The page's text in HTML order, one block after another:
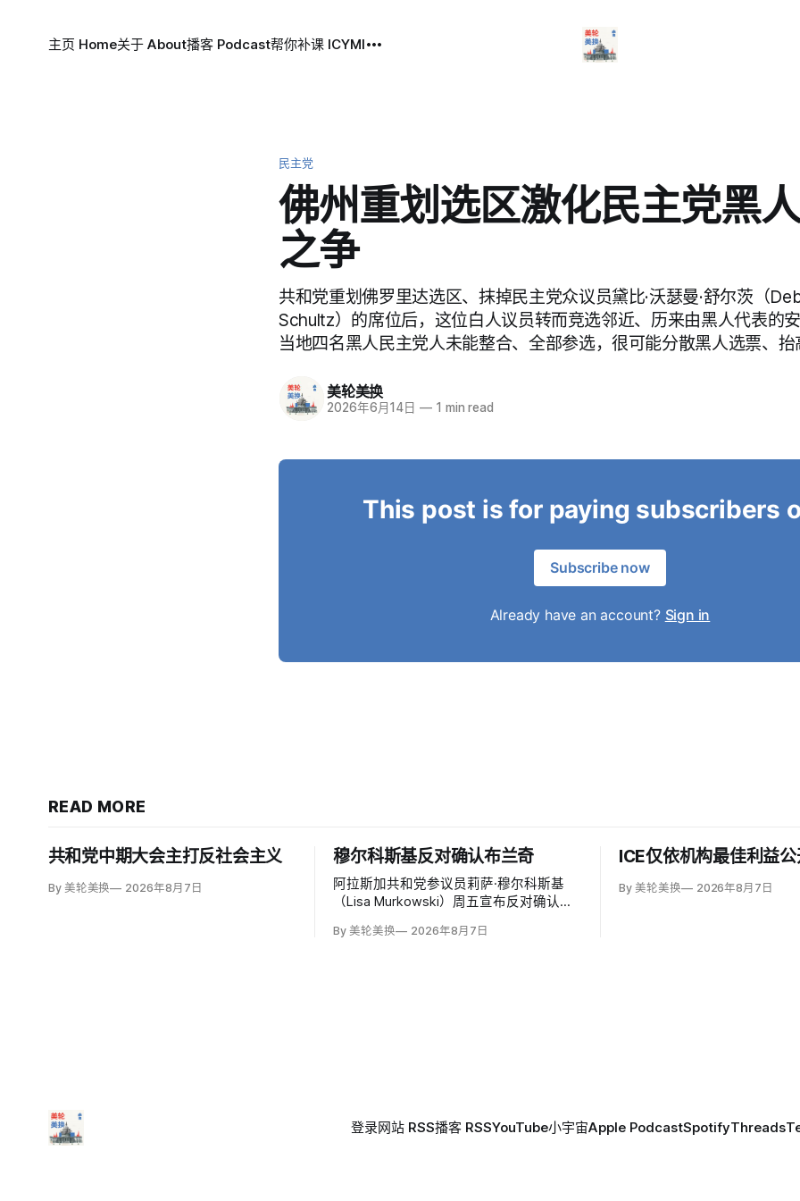
主页 Home关于 About播客 Podcast帮你补课 ICYMI
民主党
佛州重划选区激化民主党黑
之争
共和党重划佛罗里达选区、抹掉民主党众议员黛比·沃瑟曼·舒尔茨（
Schultz）的席位后，这位白人议员转而竞选邻近、历来由黑人代表的
当地四名黑人民主党人未能整合、全部参选，很可能分散黑人选票、
美轮美换
2026年6月14日 — 1 min read
This post is for paying subscribers
Subscribe now
Already have an account? Sign in
READ MORE
共和党中期大会主打反社会主义
By 美轮美换 2026年8月7日
穆尔科斯基反对确认布兰奇
阿拉斯加共和党参议员莉萨·穆尔科斯基
（Lisa Murkowski）周五宣布反对确认代
Blanche），称他无法遏制特朗普并扭转
By 美轮美换 2026年8月7日
ICE仅依机构最佳利益
By 美轮美换 2026年8月7日
登录网站 RSS播客 RSSYouTube小宇宙Apple PodcastSpotifyThreads